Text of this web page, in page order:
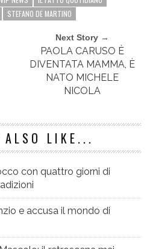
STEFANO DE MARTINO
Next Story →
PAOLA CARUSO È
DIVENTATA MAMMA, È
NATO MICHELE
NICOLA
ALSO LIKE...
con quattro giorni di
e accusa il mondo di